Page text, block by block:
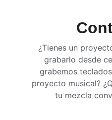
¿Tienes un
grabarlo desde
grabemos
proyecto musical?
tu mezcla